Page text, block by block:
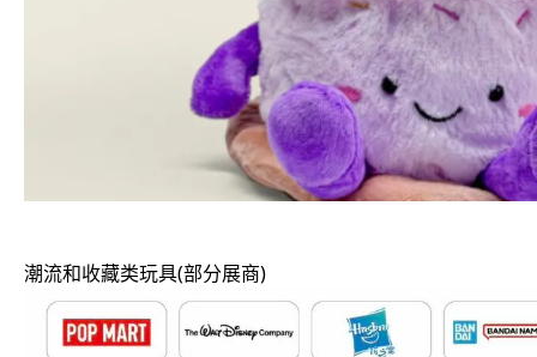
潮流和收藏类玩具(部分展商)